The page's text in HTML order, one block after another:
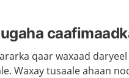
qaar waxaad
Waxay tusaale ahaan